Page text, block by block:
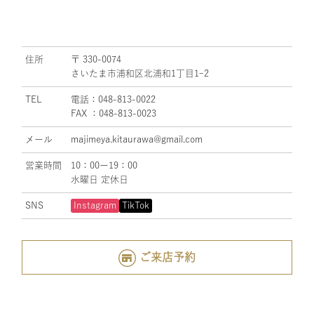
住所
〒 330-0074
さいたま市浦和区北浦和1丁目1ｰ2
TEL
電話：048-813-0022
FAX ：048-813-0023
メール majimeya.kitaurawa@gmail.com
営業時間
10：00ー19：00
水曜日 定休日
SNS Instagram TikTok
ご来店予約